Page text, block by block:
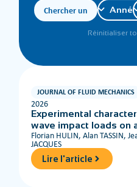
Réinitialiser
JOURNAL OF FLUID MECHANICS
2026
Experimental
wave impact loads on
Florian HULIN, Alan TASSIN,
JACQUES
Lire l'article